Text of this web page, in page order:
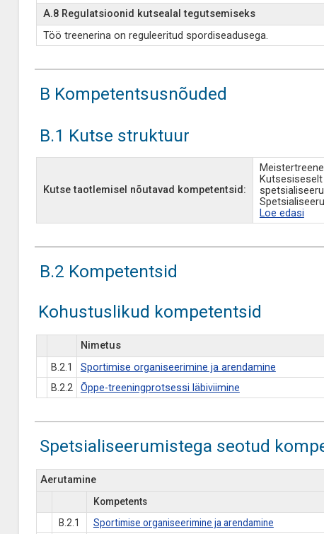
A.8 Regulatsioonid kutsealal tegutsemiseks
Töö treenerina on reguleeritud spordiseadusega.
B Kompetentsusnõuded
B.1 Kutse struktuur
Kutse taotlemisel nõutavad kompetentsid:
Loe edasi
B.2 Kompetentsid
Kohustuslikud kompetentsid
Nimetus
B.2.1
Sportimise organiseerimine ja arendamine
B.2.2
Õppe-treeningprotsessi läbiviimine
Spetsialiseerumistega seotud
Aerutamine
Kompetents
B.2.1
Sportimise organiseerimine ja arendamine